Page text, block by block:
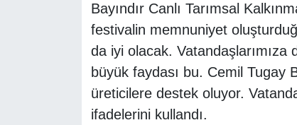
Bayındır Canlı Tarımsal
festivalin memnuniyet
da iyi olacak.
büyük faydası bu. Cemil Tugay
üreticilere destek oluyor.
ifadelerini kullandı.